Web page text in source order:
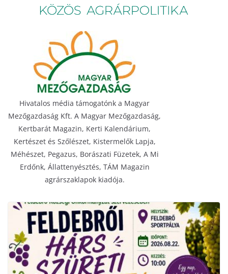
Hivatalos média támogatónk a Magyar
Mezőgazdaság Kft. A Magyar Mezőgazdaság,
Kertbarát Magazin, Kerti Kalendárium,
Kertészet és Szőlészet, Kistermelők Lapja,
Méhészet, Pegazus, Borászati Füzetek, A Mi
Erdőnk, Állattenyésztés, TÁM Magazin
agrárszaklapok kiadója.